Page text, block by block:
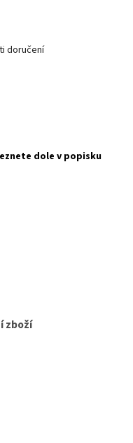
doručení
dole v popisku
zboží